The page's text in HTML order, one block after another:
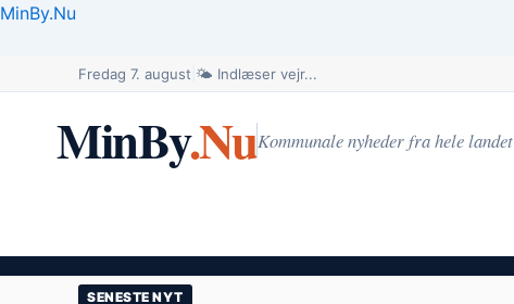
Gå
MinBy.Nu
Fredag 7. august 🌤️ Indlæser vejr...
MinBy.NuKommunale nyheder fra hele landet
SENESTE NYT